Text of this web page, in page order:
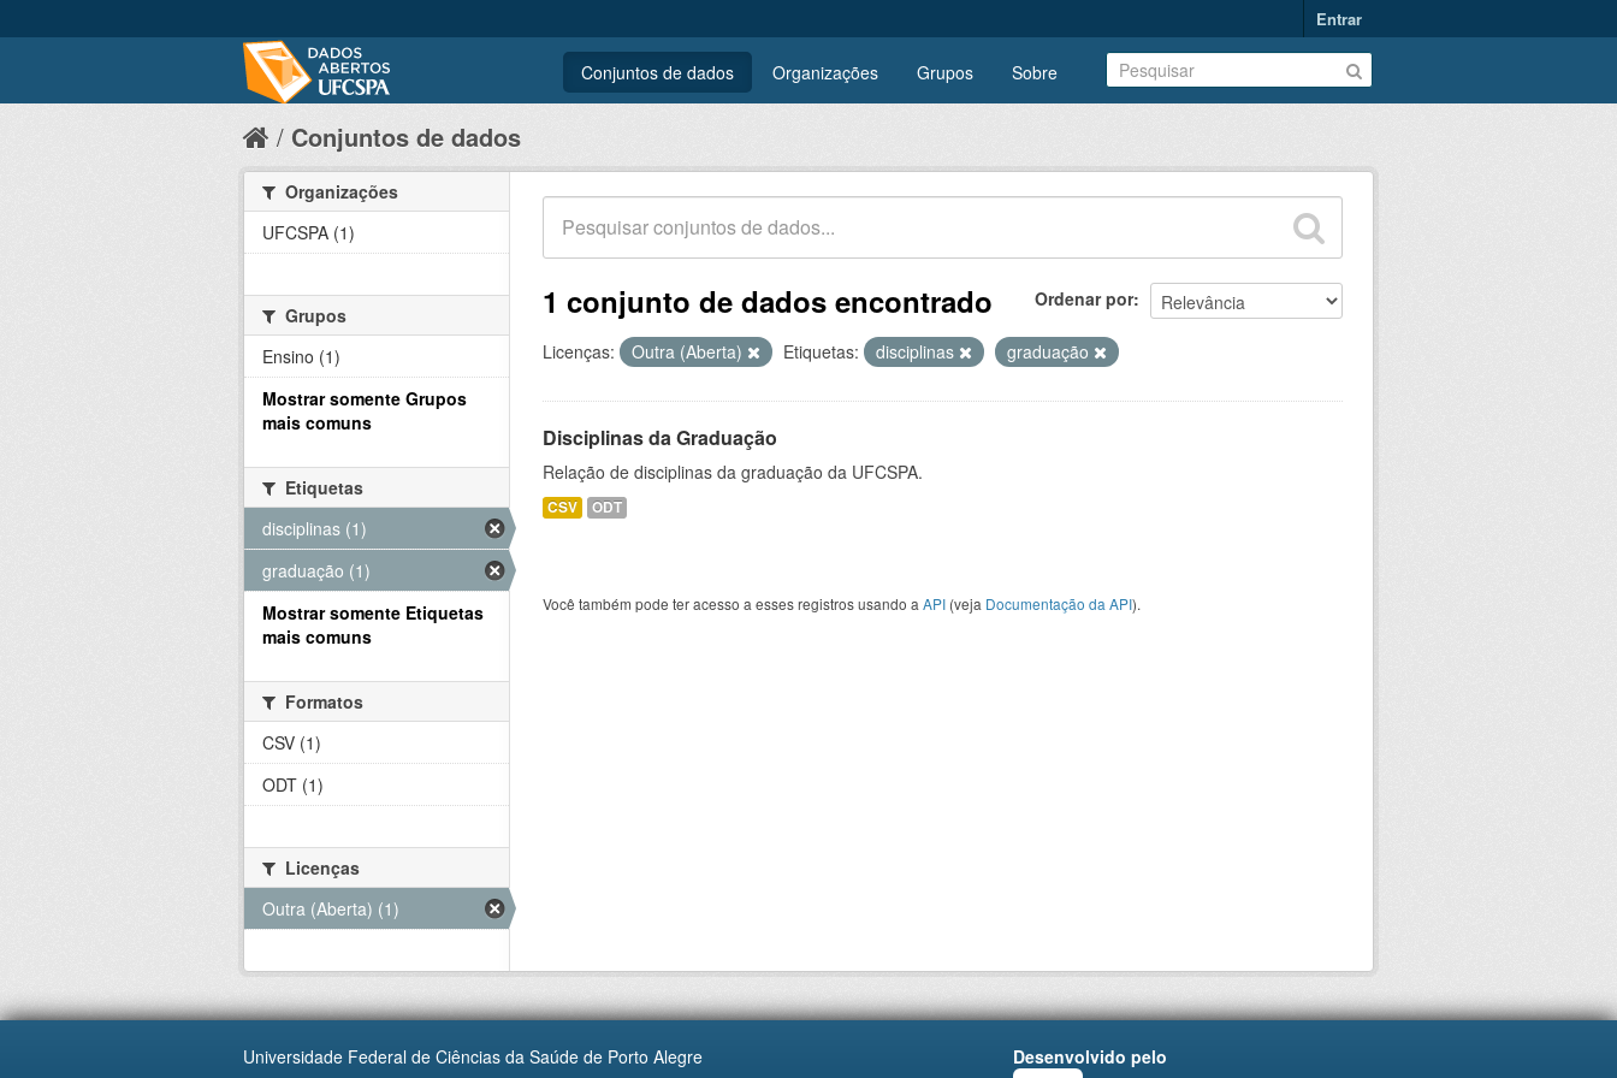
Entrar
Conjuntos de dados Organizações Grupos Sobre
Conjuntos de dados
Ordenar por
1 conjunto de dados encontrado
Licenças: Outra (Aberta) Etiquetas: disciplinas graduação
Disciplinas da Graduação
Relação de disciplinas da graduação da UFCSPA.
CSV ODT
Você também pode ter acesso a esses registros usando a API (veja Documentação da API).
Organizações
UFCSPA (1)
Grupos
Ensino (1)
Mostrar somente Grupos
mais comuns
Etiquetas
disciplinas (1)
graduação (1)
Mostrar somente Etiquetas
mais comuns
Formatos
CSV (1)
ODT (1)
Licenças
Outra (Aberta) (1)
Universidade Federal de Ciências da Saúde de Porto Alegre
Desenvolvido pelo